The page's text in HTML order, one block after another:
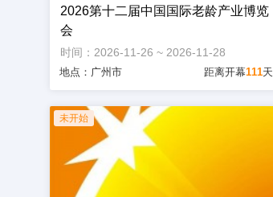
2026第十二届中国国际老龄产业博览
会
时间：2026-11-26 ~ 2026-11-28
地点：广州市 距离开幕111天